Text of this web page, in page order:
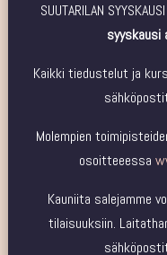
SUUTARILAN
syyskausi
Kaikki tiedustelut ja
Molempien
osoitteeessa
Kauniita salejamme
tilaisuuksiin.